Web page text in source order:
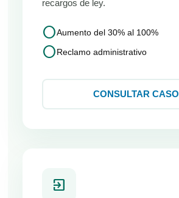
recargos de ley.
circleAumento del 30% al 100%
circleReclamo administrativo
CONSULTAR CASO
exit_to_app